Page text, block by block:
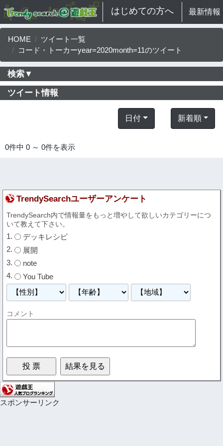
はじめての方へ 最新情報
HOME
ツイート一覧
コード・トーカーyear=2020month=11のツイート
TrendySearchユーザーアンケート
TrendySearch内で情報量をもっと増やして欲しいカテゴリーにつ
いて教えて下さい。
デッキレシピ
展開
note
You Tube
コメント
スポンサーリンク
検索▼
ツイート情報
日付 新着順
0件中 0 ～ 0件を表示